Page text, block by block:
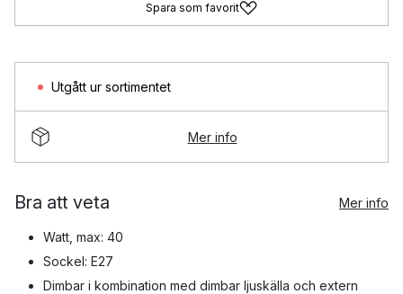
Spara som favorit
Utgått ur sortimentet
Mer info
Bra att veta Mer info
Watt, max: 40
Sockel: E27
Dimbar i kombination med dimbar ljuskälla och extern